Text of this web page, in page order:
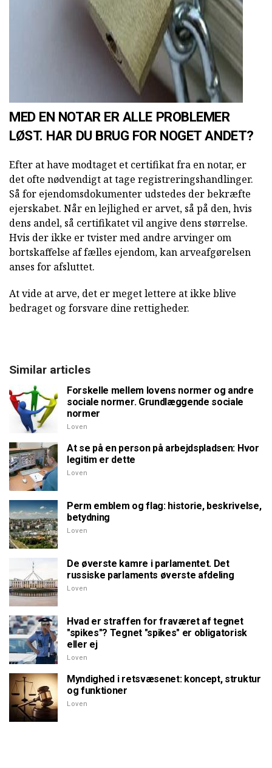
MED EN NOTAR ER ALLE PROBLEMER
LØST. HAR DU BRUG FOR NOGET ANDET?
Efter at have modtaget et certifikat fra en notar, er
det ofte nødvendigt at tage registreringshandlinger.
Så for ejendomsdokumenter udstedes der bekræfte
ejerskabet. Når en lejlighed er arvet, så på den, hvis
dens andel, så certifikatet vil angive dens størrelse.
Hvis der ikke er tvister med andre arvinger om
bortskaffelse af fælles ejendom, kan arveafgørelsen
anses for afsluttet.
At vide at arve, det er meget lettere at ikke blive
bedraget og forsvare dine rettigheder.
Similar articles
Forskelle mellem lovens normer og andre
sociale normer. Grundlæggende sociale
normer
Loven
At se på en person på arbejdspladsen: Hvor
legitim er dette
Loven
Perm emblem og flag: historie, beskrivelse,
betydning
Loven
De øverste kamre i parlamentet. Det
russiske parlaments øverste afdeling
Loven
Hvad er straffen for fraværet af tegnet
"spikes"? Tegnet "spikes" er obligatorisk
eller ej
Loven
Myndighed i retsvæsenet: koncept, struktur
og funktioner
Loven